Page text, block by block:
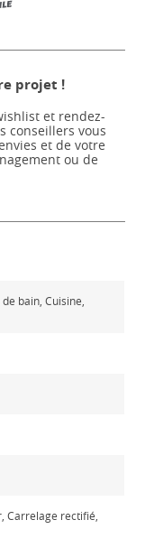
projet !
et rendez-
conseillers vous
et de votre
ou de
bain, Cuisine,
Carrelage rectifié,